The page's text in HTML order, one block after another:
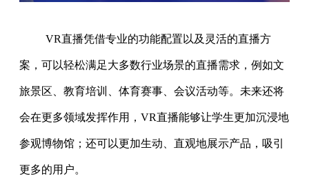
VR直播凭借专业的功能配置以及灵活的直播方
案，可以轻松满足大多数行业场景的直播需求，例如文
旅景区、教育培训、体育赛事、会议活动等。未来还将
会在更多领域发挥作用，VR直播能够让学生更加沉浸地
参观博物馆；还可以更加生动、直观地展示产品，吸引
更多的用户。